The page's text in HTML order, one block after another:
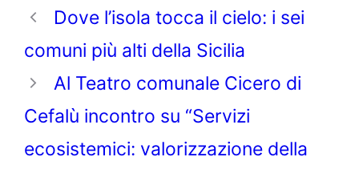
Dove l’isola tocca il cielo: i sei
comuni più alti della Sicilia
Al Teatro comunale Cicero di
Cefalù incontro su “Servizi
ecosistemici: valorizzazione della